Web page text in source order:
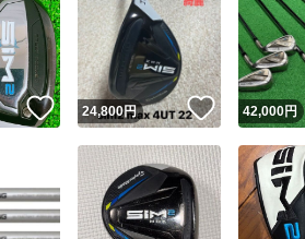
いいね！
24,800円 いいね！
42,000円